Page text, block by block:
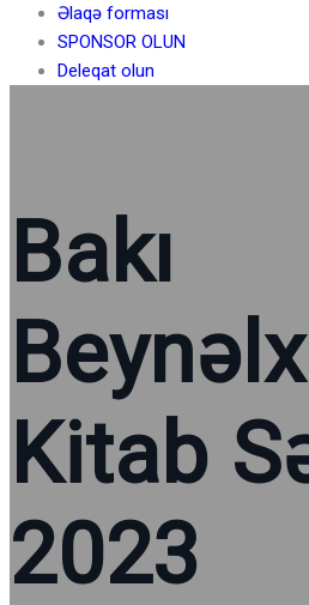
Əlaqə forması
SPONSOR OLUN
Deleqat olun
Bakı
Kitab
2023